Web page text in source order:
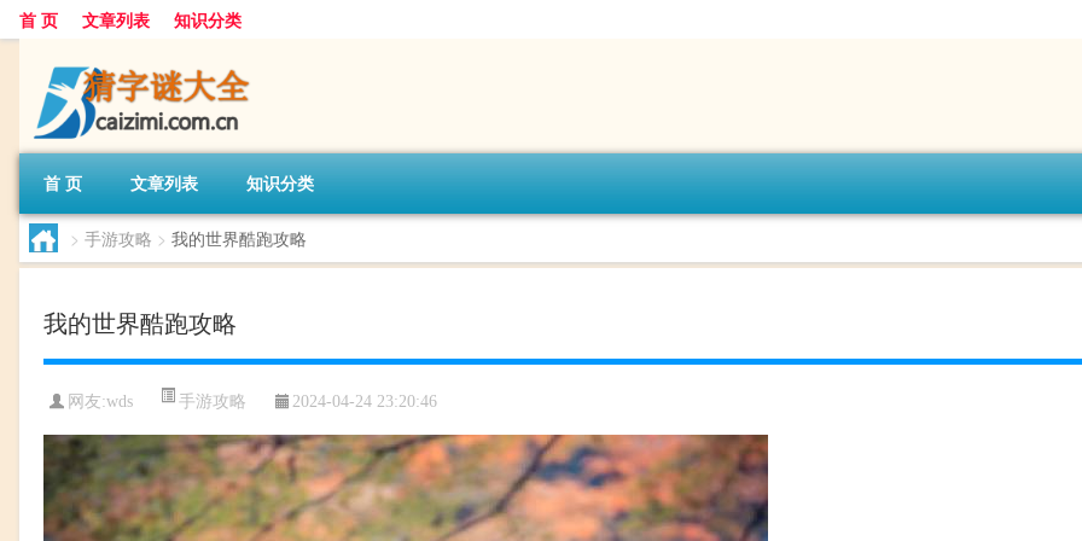
首 页 文章列表 知识分类
首 页 文章列表 知识分类
> 手游攻略 > 我的世界酷跑攻略
我的世界酷跑攻略
网友:wds 手游攻略 2024-04-24 23:20:46